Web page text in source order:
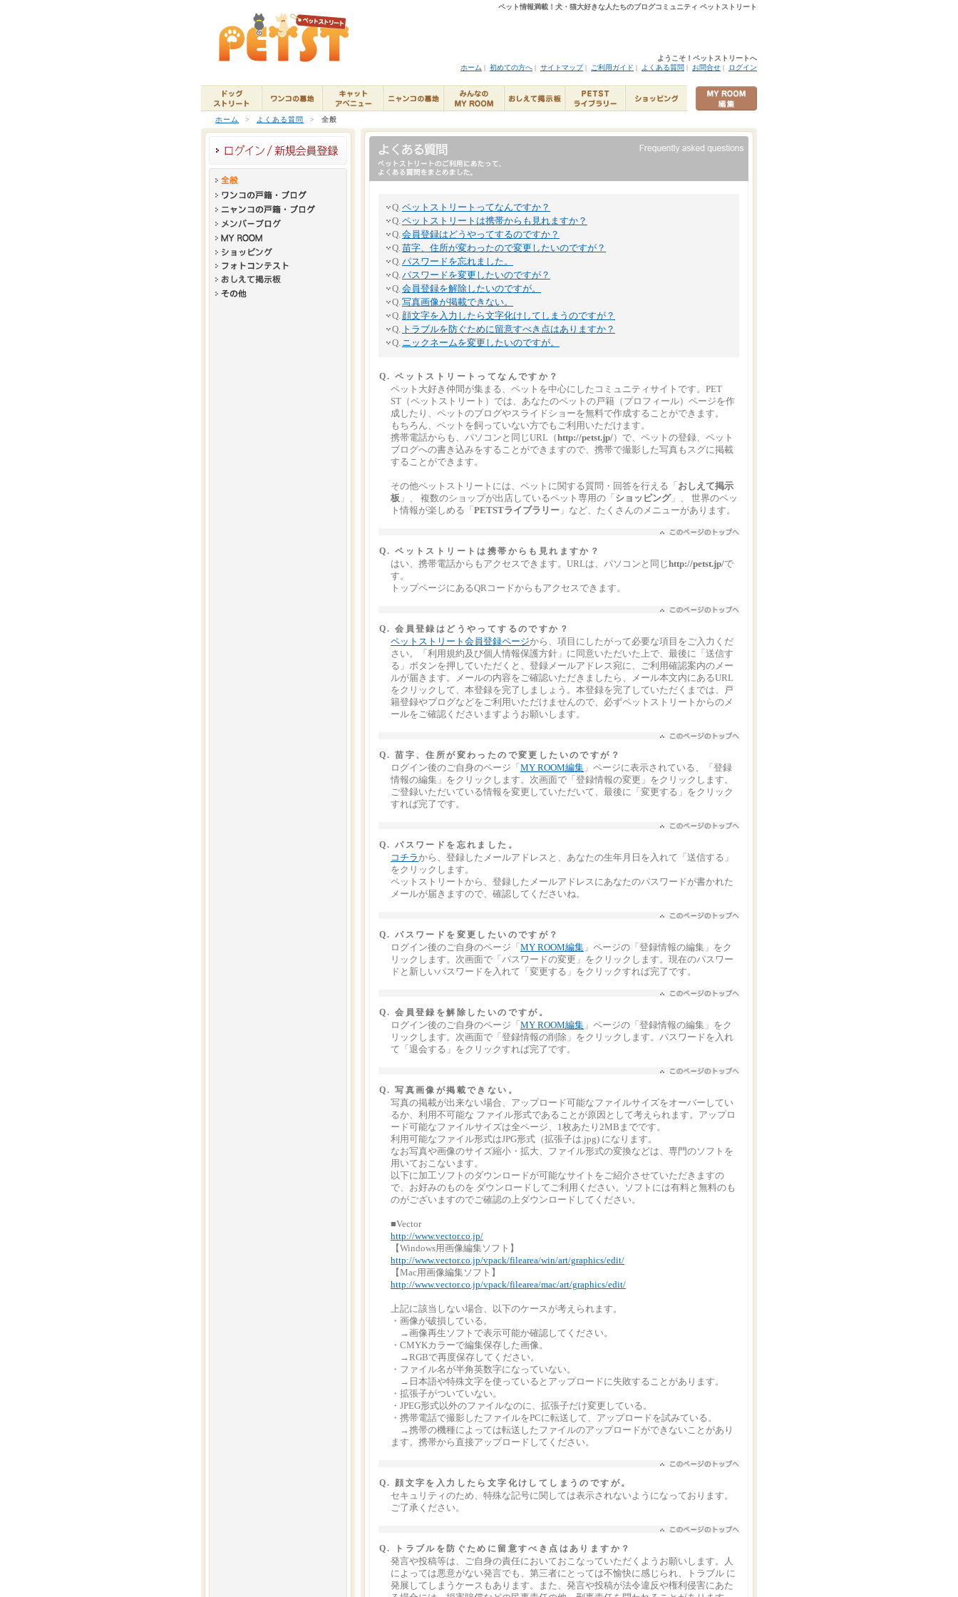
ペット情報満載！犬・猫大好きな人たちのブログコミュニティ ペットストリート
ようこそ！ペットストリートへ
ホーム | 初めての方へ | サイトマップ| ご利用ガイド | よくある質問 | お問合せ | ログイン
ホーム > よくある質問 > 全般
Q.ペットストリートってなんですか？
Q.ペットストリートは携帯からも見れますか？
Q.会員登録はどうやってするのですか？
Q.苗字、住所が変わったので変更したいのですが？
Q.パスワードを忘れました。
Q.パスワードを変更したいのですが？
Q.会員登録を解除したいのですが。
Q.写真画像が掲載できない。
Q. 顔文字を入力したら文字化けしてしまうのですが？
Q. トラブルを防ぐために留意すべき点はありますか？
Q. ニックネームを変更したいのですが。
Q. ペットストリートってなんですか？
ペット大好き仲間が集まる、ペットを中心にしたコミュニティサイトです。PET
ST（ペットストリート）では、あなたのペットの戸籍（プロフィール）ページを作
成したり、ペットのブログやスライドショーを無料で作成することができます。
もちろん、ペットを飼っていない方でもご利用いただけます。
携帯電話からも、パソコンと同じURL（http://petst.jp/）で、ペットの登録、ペット
ブログへの書き込みをすることができますので、携帯で撮影した写真もスグに掲載
することができます。
その他ペットストリートには、ペットに関する質問・回答を行える「 おしえて掲示
板 」、 複数のショップが出店しているペット専用の「 ショッピング」、 世界のペッ
ト情報が楽しめる「 PETSTライブラリー 」など、たくさんのメニューがあります。
Q. ペットストリートは携帯からも見れますか？
はい、携帯電話からもアクセスできます。URLは、パソコンと同じhttp://petst.jp/で
す。
トップページにあるQRコードからもアクセスできます。
Q. 会員登録はどうやってするのですか？
ペットストリート会員登録ページから、項目にしたがって必要な項目をご入力くだ
さい。「利用規約及び個人情報保護方針」に同意いただいた上で、最後に「送信す
る」ボタンを押していただくと、登録メールアドレス宛に、ご利用確認案内のメー
ルが届きます。メールの内容をご確認いただきましたら、メール本文内にあるURL
をクリックして、本登録を完了しましょう。本登録を完了していただくまでは、戸
籍登録やブログなどをご利用いただけませんので、必ずペットストリートからのメ
ールをご確認くださいますようお願いします。
Q. 苗字、住所が変わったので変更したいのですが？
ログイン後のご自身のページ「 MY ROOM編集 」ページに表示されている、「登録
情報の編集」をクリックします。次画面で「登録情報の変更」をクリックします。
ご登録いただいている情報を変更していただいて、最後に「変更する」をクリック
すれば完了です。
Q. パスワードを忘れました。
コチラから、登録したメールアドレスと、あなたの生年月日を入れて「送信する」
をクリックします。
ペットストリートから、登録したメールアドレスにあなたのパスワードが書かれた
メールが届きますので、確認してくださいね。
Q. パスワードを変更したいのですが？
ログイン後のご自身のページ「 MY ROOM編集 」ページの「登録情報の編集」をク
リックします。次画面で「パスワードの変更」をクリックします。現在のパスワー
ドと新しいパスワードを入れて「変更する」をクリックすれば完了です。
Q. 会員登録を解除したいのですが。
ログイン後のご自身のページ「 MY ROOM編集 」ページの「登録情報の編集」をク
リックします。次画面で「登録情報の削除」をクリックします。パスワードを入れ
て「退会する」をクリックすれば完了です。
Q. 写真画像が掲載できない。
写真の掲載が出来ない場合、アップロード可能なファイルサイズをオーバーしてい
るか、利用不可能な ファイル形式であることが原因として考えられます。アップロ
ード可能なファイルサイズは全ページ、1枚あたり2MBまでです。
利用可能なファイル形式はJPG形式（拡張子は.jpg) になります。
なお写真や画像のサイズ縮小・拡大、ファイル形式の変換などは、専門のソフトを
用いておこないます。
以下に加工ソフトのダウンロードが可能なサイトをご紹介させていただきますの
で、お好みのものを ダウンロードしてご利用ください。ソフトには有料と無料のも
のがございますのでご確認の上ダウンロードしてください。
■Vector
http://www.vector.co.jp/
【Windows用画像編集ソフト】
http://www.vector.co.jp/vpack/filearea/win/art/graphics/edit/
【Mac用画像編集ソフト】
http://www.vector.co.jp/vpack/filearea/mac/art/graphics/edit/
上記に該当しない場合、以下のケースが考えられます。
・画像が破損している。
→画像再生ソフトで表示可能か確認してください。
・CMYKカラーで編集保存した画像。
→RGBで再度保存してください。
・ファイル名が半角英数字になっていない。
→日本語や特殊文字を使っているとアップロードに失敗することがあります。
・拡張子がついていない。
・JPEG形式以外のファイルなのに、拡張子だけ変更している。
・携帯電話で撮影したファイルをPCに転送して、アップロードを試みている。
→携帯の機種によっては転送したファイルのアップロードができないことがあり
ます。携帯から直接アップロードしてください。
Q. 顔文字を入力したら文字化けしてしまうのですが。
セキュリティのため、特殊な記号に関しては表示されないようになっております。
ご了承ください。
Q. トラブルを防ぐために留意すべき点はありますか？
発言や投稿等は、ご自身の責任においておこなっていただくようお願いします。人
によっては悪意がない発言でも、第三者にとっては不愉快に感じられ、トラブル に
発展してしまうケースもあります。また、発言や投稿が法令違反や権利侵害にあた